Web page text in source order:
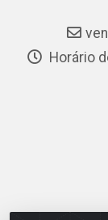
Horário